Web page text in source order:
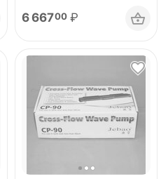
6 66700 ₽